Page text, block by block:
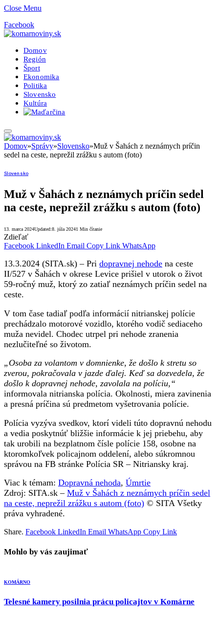
Close Menu
Facebook
Domov
Región
Šport
Ekonomika
Politika
Slovensko
Kultúra
Domov»Správy»Slovensko»Muž v Šahách z neznámych príčin
sedel na ceste, neprežil zrážku s autom (foto)
Slovensko
Muž v Šahách z neznámych príčin sedel
na ceste, neprežil zrážku s autom (foto)
13. marca 2024Updated:8. júla 20241 Min čítanie
Zdieľať
Facebook LinkedIn Email Copy Link WhatsApp
13.3.2024 (SITA.sk) – Pri dopravnej nehode na ceste
II/527 v Šahách v okrese Levice prišiel v utorok o život
59-ročný muž, ktorý zo zatiaľ neznámych príčin sedel na
ceste.
V tom čase tadiaľ podľa informácií nitrianskej polície
prechádzalo motorové vozidlo, ktorého vodič sediaceho
muža nevidel. Chodec utrpel pri nehode zranenia
nezlučiteľné so životom.
„Osoba za volantom v domnienke, že došlo k stretu so
zverou, pokračovala v jazde ďalej. Keď sa dozvedela, že
došlo k dopravnej nehode, zavolala na políciu,“
informovala nitrianska polícia. Okolnosti, miera zavinenia
a presná príčina sú predmetom vyšetrovania polície.
Polícia vyzýva svedkov, ktorí videli túto dopravnú nehodu
a vedia poskytnúť bližšie informácie k jej priebehu, aby
tak urobili na bezplatnom čísle polície 158, osobne na
ktoromkoľvek policajnom oddelení, alebo súkromnou
správou na FB stránke Polícia SR – Nitriansky kraj.
Viac k témam: Dopravná nehoda, Úmrtie
Zdroj: SITA.sk – Muž v Šahách z neznámych príčin sedel
na ceste, neprežil zrážku s autom (foto) © SITA Všetky
práva vyhradené.
Share. Facebook LinkedIn Email WhatsApp Copy Link
Mohlo by vás zaujimať
KOMÁRNO
Telesné kamery posilnia prácu policajtov v Komárne